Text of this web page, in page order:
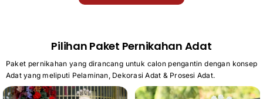
Pilihan Paket Pernikahan Adat
Paket pernikahan yang dirancang untuk calon pengantin dengan konsep
Adat yang meliputi Pelaminan, Dekorasi Adat & Prosesi Adat.